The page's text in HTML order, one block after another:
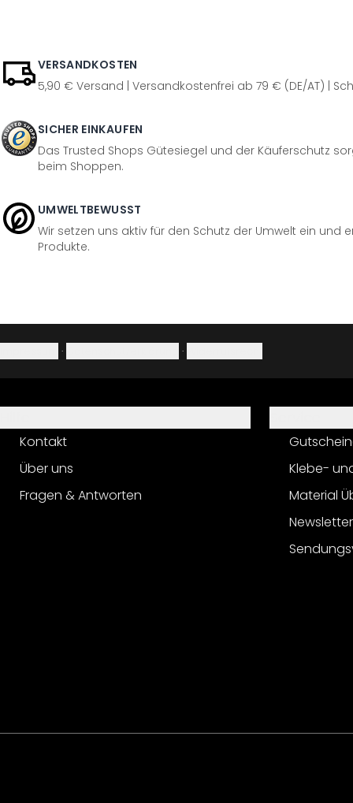
VERSANDKOSTEN
5,90 € Versand | Versandkostenfrei ab 79 € (DE/AT) |
SICHER EINKAUFEN
Das Trusted Shops Gütesiegel und der Käuferschutz
beim Shoppen.
UMWELTBEWUSST
Wir setzen uns aktiv für den Schutz der Umwelt ein und
Produkte.
· ·
Kontakt
Über uns
Fragen & Antworten
Klebe-
Material